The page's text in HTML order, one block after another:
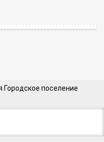
Городское поселение